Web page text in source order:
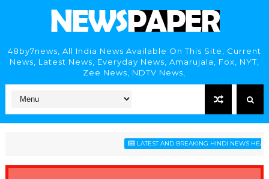
48by7news, All India News Available On This Site, Current
News, Latest News, Everyday News, Amarujala, Fox, NYT,
Zee News, NDTV News,
LATEST AND BREAKING HINDI NEWS HEADLINES